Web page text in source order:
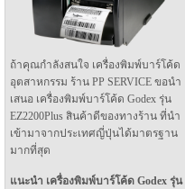
ถ้าคุณกำลังสนใจ เครื่องพิมพ์บาร์โค้ด
อุตสาหกรรม ร้าน PP SERVICE ขอนำ
เสนอ เครื่องพิมพ์บาร์โค้ด Godex รุ่น
EZ2200Plus สินค้าดีของทางร้าน ที่นำ
เข้ามาจากประเทศญี่ปุ่นได้มาตรฐาน
มากที่สุด
แนะนำ เครื่องพิมพ์บาร์โค้ด Godex รุ่น